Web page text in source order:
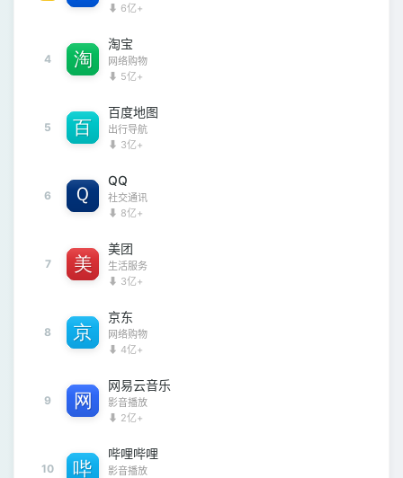
⬇ 6亿+
4
淘宝
网络购物
⬇ 5亿+
5
百度地图
出行导航
⬇ 3亿+
6
QQ
社交通讯
⬇ 8亿+
7
美团
生活服务
⬇ 3亿+
8
京东
网络购物
⬇ 4亿+
9
网易云音乐
影音播放
⬇ 2亿+
10
哔哩哔哩
影音播放